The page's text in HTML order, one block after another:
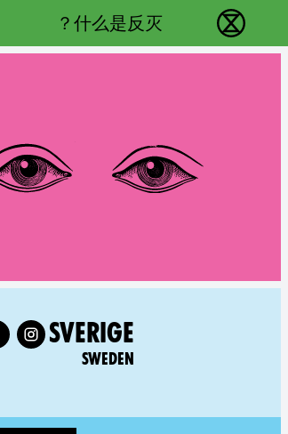
反抗灭绝 - Home
什么是反灭？
GROUP:
SVERIGE
SWEDEN
on